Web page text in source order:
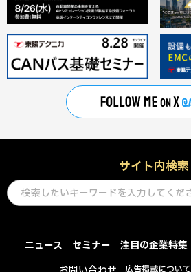
サイト内検索
ニュース セミナー 注目の企業特集
広告掲載について